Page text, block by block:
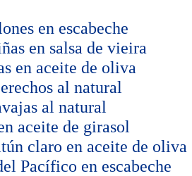
en escabeche
en salsa de vieira
en aceite de oliva
al natural
al natural
aceite de girasol
claro en aceite de oliva
Pacífico en escabeche